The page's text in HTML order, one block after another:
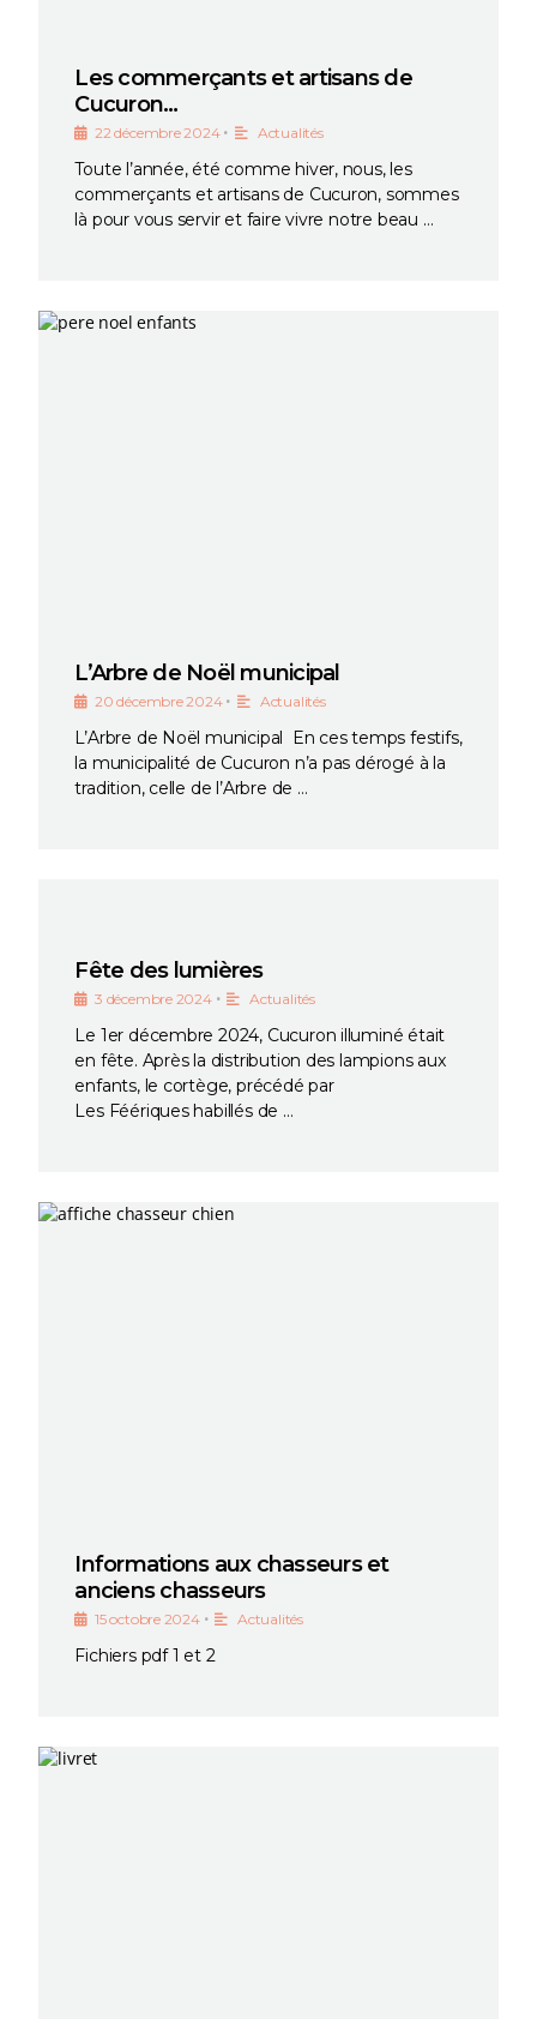
Les commerçants et artisans de
Cucuron…
22 décembre 2024 • Actualités
Toute l’année, été comme hiver, nous, les
commerçants et artisans de Cucuron, sommes
là pour vous servir et faire vivre notre beau …
L’Arbre de Noël municipal
20 décembre 2024 • Actualités
L’Arbre de Noël municipal En ces temps festifs,
la municipalité de Cucuron n’a pas dérogé à la
tradition, celle de l’Arbre de …
Fête des lumières
3 décembre 2024 • Actualités
Le 1er décembre 2024, Cucuron illuminé était
en fête. Après la distribution des lampions aux
enfants, le cortège, précédé par ​
Les Féériques habillés de …
Informations aux chasseurs et
anciens chasseurs
15 octobre 2024 • Actualités
Fichiers pdf 1 et 2